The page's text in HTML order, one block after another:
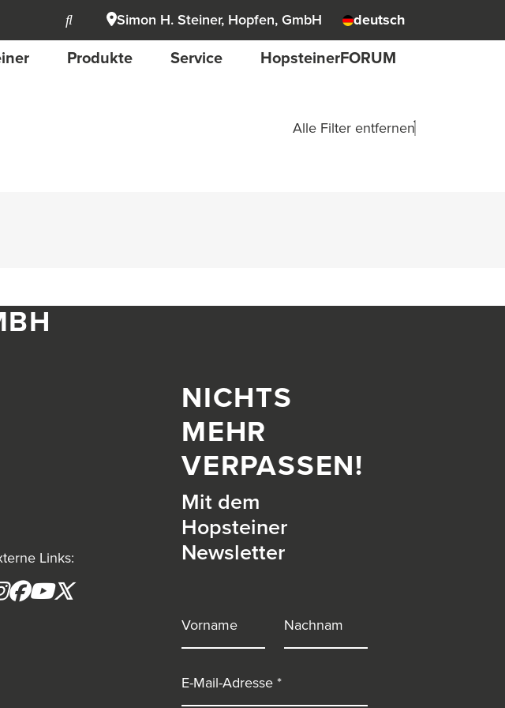
Simon H. Steiner, Hopfen, GmbH deutsch
Produkte Service HopsteinerFORUM
Alle Filter entfernen
Links:
Instagram
Facebook
YouTube
NICHTS
MEHR
VERPASSEN!
Mit dem
Hopsteiner
Newsletter